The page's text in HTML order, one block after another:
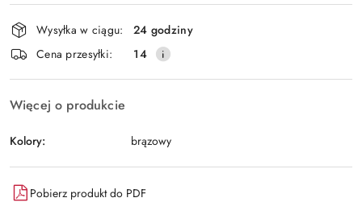
Wyślij
Dostępność
i
dostawa
Wysyłka w ciągu:
24 godziny
Cena przesyłki:
14
Więcej o produkcie
Kolory: brązowy
Pobierz produkt do PDF